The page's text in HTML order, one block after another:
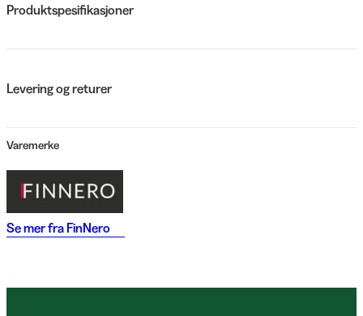
Produktspesifikasjoner
Levering og returer
Varemerke
Se mer fra FinNero